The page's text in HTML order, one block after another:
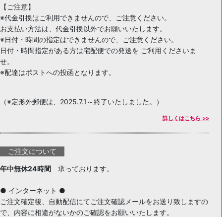
【ご注意】
※代金引換はご利用できませんので、ご注意ください。
お支払い方法は、代金引換以外でお願いいたします。
※日付・時間の指定はできませんので、ご注意ください。
日付・時間指定がある方は宅配便での発送を ご利用くださいま
せ。
※配達はポストへの投函となります。
（※定形外郵便は、2025.7.1～終了いたしました。）
詳しくはこちら >>
ご注文について
年中無休24時間 承っております。
● インターネット ●
ご注文確定後、自動配信にてご注文確認メールをお送り致しますの
で、内容に相違がないかのご確認をお願いいたします。